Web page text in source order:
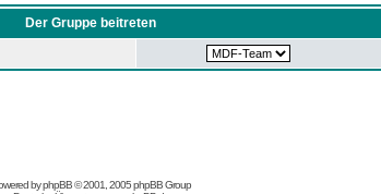
Der Gruppe beitreten
byphpBB© 2001, 2005 phpBB Group